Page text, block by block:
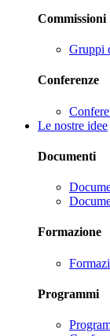
Commissioni
Gruppi
Conferenze
Le nostre idee
Documenti
Formazione
Programmi